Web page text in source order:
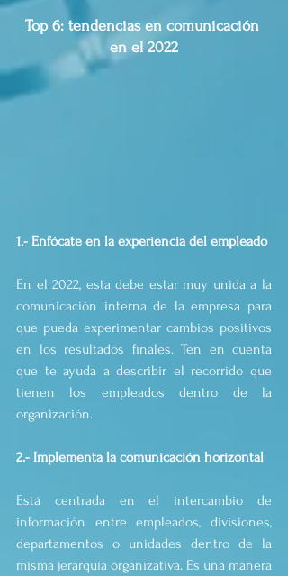
Top 6: tendencias en comunicación
en el 2022
1.- Enfócate en la experiencia del empleado
En el 2022, esta debe estar muy unida a la
comunicación interna de la empresa para
que pueda experimentar cambios positivos
en los resultados finales. Ten en cuenta
que te ayuda a describir el recorrido que
tienen los empleados dentro de la
organización.
2.- Implementa la comunicación horizontal
Está centrada en el intercambio de
información entre empleados, divisiones,
departamentos o unidades dentro de la
misma jerarquía organizativa. Es una manera